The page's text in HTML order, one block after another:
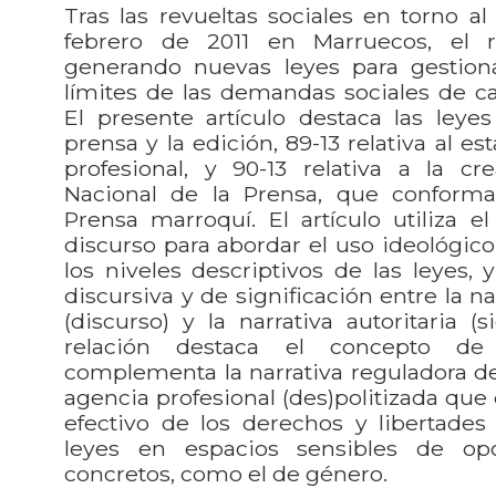
Tras las revueltas sociales en torno
febrero de 2011 en Marruecos, el
generando nuevas leyes para
límites de las demandas sociales de
El presente artículo destaca las
prensa y la edición, 89-13 relativa al
profesional, y 90-13 relativa a la
Nacional de la Prensa, que
Prensa marroquí. El artículo utiliza
discurso para abordar el uso
los niveles descriptivos de las leyes,
discursiva y de significación entre la
(discurso) y la narrativa autoritaria
relación destaca el concepto de
complementa la narrativa reguladora
agencia profesional (des)politizada
efectivo de los derechos y libertades
leyes en espacios sensibles de
concretos, como el de género.